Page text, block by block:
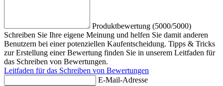
Produktbewertung (5000/5000)
Schreiben Sie Ihre eigene Meinung und helfen Sie damit anderen
Benutzern bei einer potenziellen Kaufentscheidung. Tipps & Tricks
zur Erstellung einer Bewertung finden Sie in unserem Leitfaden für
das Schreiben von Bewertungen.
Leitfaden für das Schreiben von Bewertungen
E-Mail-Adresse